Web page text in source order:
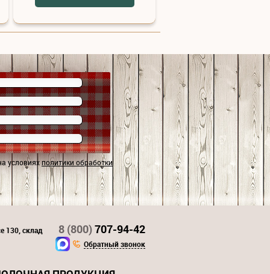
условияхполитики обработки
130, склад 8 (800)707-94-42
Обратный звонок